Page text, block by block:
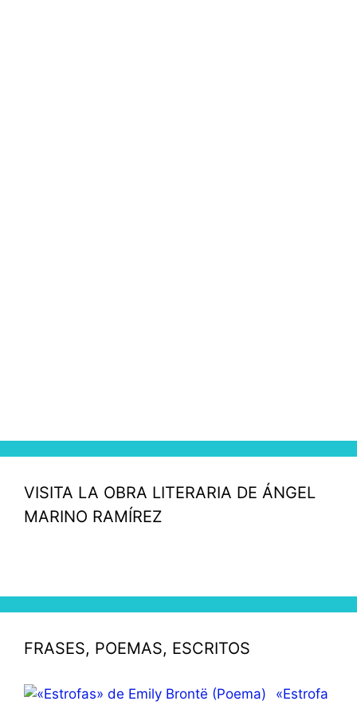
VISITA LA OBRA LITERARIA DE ÁNGEL
MARINO RAMÍREZ
FRASES, POEMAS, ESCRITOS
«Estrofa